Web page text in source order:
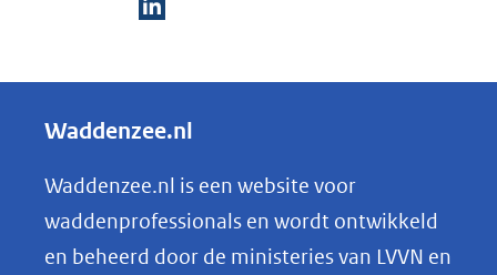
e
e
n
o
p
Waddenzee.nl
Waddenzee.nl is een website voor
waddenprofessionals en wordt ontwikkeld
en beheerd door de ministeries van LVVN en